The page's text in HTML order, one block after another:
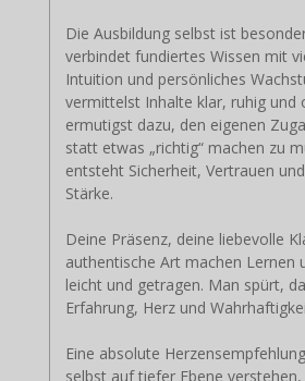
Die Ausbildung selbst ist
verbindet fundiertes Wissen mit
Intuition und persönliches
vermittelst Inhalte klar, ruhig und
ermutigst dazu, den eigenen
statt etwas „richtig“ machen zu
entsteht Sicherheit, Vertrauen
Stärke.
Deine Präsenz, deine liebevolle
authentische Art machen Lernen
leicht und getragen. Man spürt,
Erfahrung, Herz und
Eine absolute
selbst auf tiefer Ebene